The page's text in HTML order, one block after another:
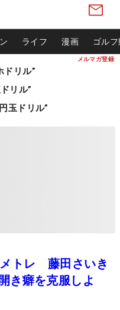
メルマガ登録
ライフ 漫画 ゴル
ドリル”
リル”
玉ドリル”
メトレ 藤田さいき
き癖を克服しよ